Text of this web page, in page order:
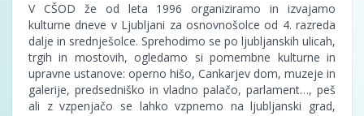
V CŠOD že od leta 1996 organiziramo in izvajamo
kulturne dneve v Ljubljani za osnovnošolce od 4. razreda
dalje in srednješolce. Sprehodimo se po ljubljanskih ulicah,
trgih in mostovih, ogledamo si pomembne kulturne in
upravne ustanove: operno hišo, Cankarjev dom, muzeje in
galerije, predsedniško in vladno palačo, parlament…, peš
ali z vzpenjačo se lahko vzpnemo na ljubljanski grad,